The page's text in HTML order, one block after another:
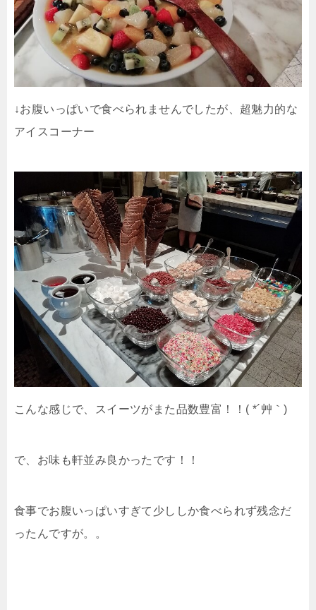
↓お腹いっぱいで食べられませんでしたが、超魅力的な
アイスコーナー
こんな感じで、スイーツがまた品数豊富！！( *´艸｀)
で、お味も軒並み良かったです！！
食事でお腹いっぱいすぎて少ししか食べられず残念だ
ったんですが。。